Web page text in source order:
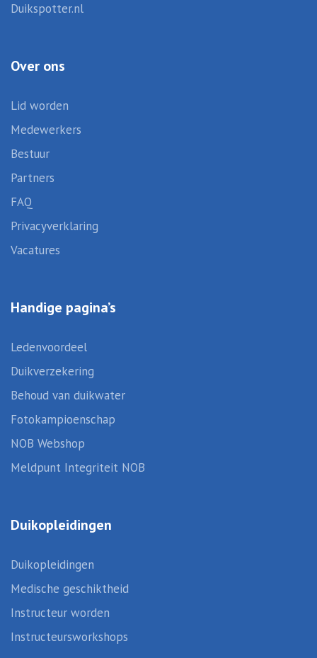
Duikspotter.nl
Over ons
Lid worden
Medewerkers
Bestuur
Partners
FAQ
Privacyverklaring
Vacatures
Handige pagina’s
Ledenvoordeel
Duikverzekering
Behoud van duikwater
Fotokampioenschap
NOB Webshop
Meldpunt Integriteit NOB
Duikopleidingen
Duikopleidingen
Medische geschiktheid
Instructeur worden
Instructeursworkshops